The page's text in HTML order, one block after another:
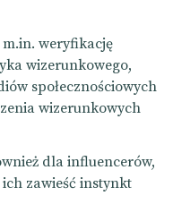
weryfikację
wizerunkowego,
społecznościowych
wizerunkowych
dla influencerów,
zawieść instynkt